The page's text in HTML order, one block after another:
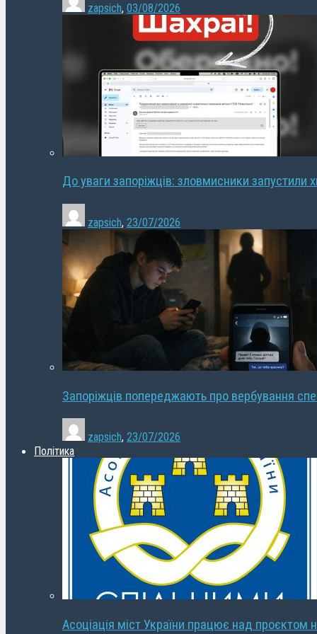
zapsich, 03/08/2026
До уваги запоріжців: зловмисники запустили
zapsich, 23/07/2026
Запоріжців попереджають про вербування
zapsich, 23/07/2026
Політика
Асоціація міст України працює над проєктом